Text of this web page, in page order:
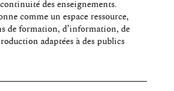
des enseignements.
comme un espace ressource,
de formation, d’information, de
adaptées à des publics